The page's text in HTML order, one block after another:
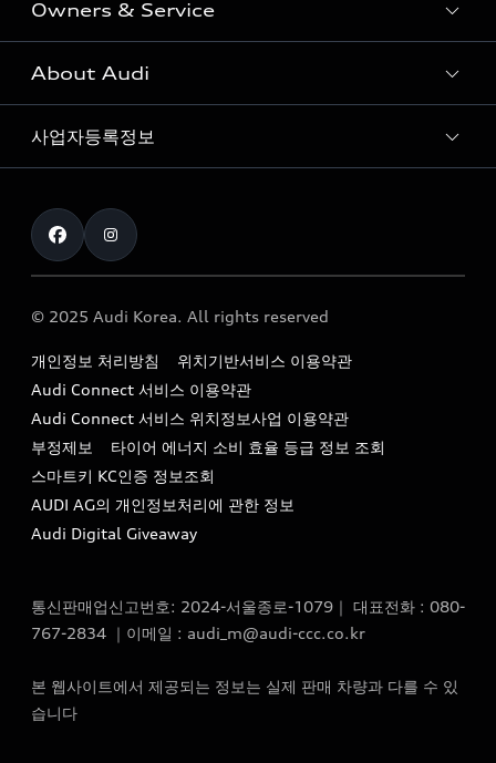
S range
전시장/AAP 전시장/AS센터
아우디 신차 재고
아우디 모델 비교하기
아우디 공식 인증 중고차
The new Audi A6 Taste Drive 이벤트
Owners & Service
고객안내
Audi Connect
myAudiworld
내비게이션 데이터 다운로드
아우디 영상 매뉴얼
서비스 센터
서비스 프로그램
아우디 e-tron 케어 프로그램
사설수리업체를 위한 권고사항
About Audi
아우디 브랜드
Formula 1
Audi Story
아우디코리아 소식
아우디코리아 소개
아우디 스토리
아우디 브랜드 히스토리
quattro 시스템
사업자등록정보
통신판매업신고번호 : 2024-서울종로-1079
대표자명 : 틸 셰어
딩)
이메일 : audi_m@audi-ccc.co.kr
© 2025 Audi Korea. All rights reserved
개인정보 처리방침
위치기반서비스 이용약관
Audi Connect 서비스 이용약관
Audi Connect 서비스 위치정보사업 이용약관
부정제보
타이어 에너지 소비 효율 등급 정보 조회
스마트키 KC인증 정보조회
AUDI AG의 개인정보처리에 관한 정보
Audi Digital Giveaway
통신판매업신고번호: 2024-서울종로-1079｜ 대표전화 : 080-
767-2834 ｜이메일 : audi_m@audi-ccc.co.kr
본 웹사이트에서 제공되는 정보는 실제 판매 차량과 다를 수 있
습니다